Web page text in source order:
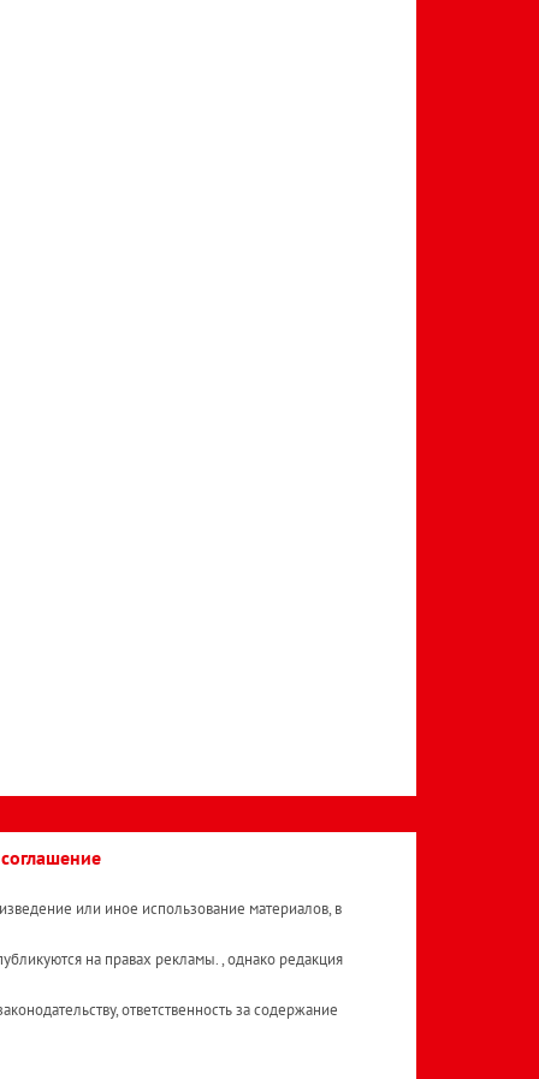
или иное использование материалов, в
на правах рекламы. , однако редакция
ответственность за содержание